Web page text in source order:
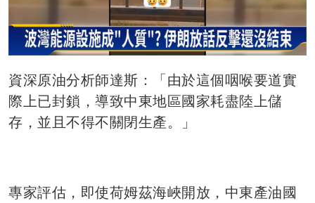
資深原油分析師達斯：「由於這個咽喉要道實
際上已封鎖，導致中東地區國家耗盡陸上儲
存，並且不得不關閉生產。」
專家評估，即使荷姆茲海峽開放，中東產油國